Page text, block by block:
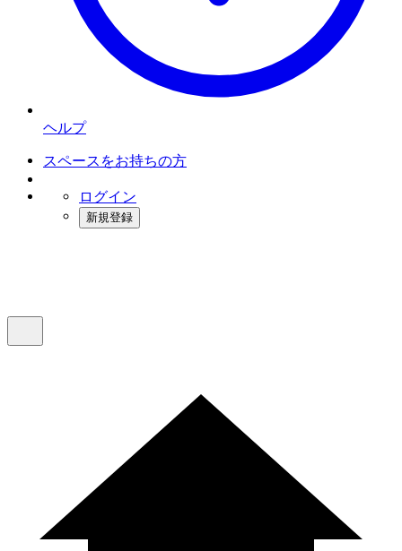
ヘルプ
スペースをお持ちの方
ログイン
新規登録